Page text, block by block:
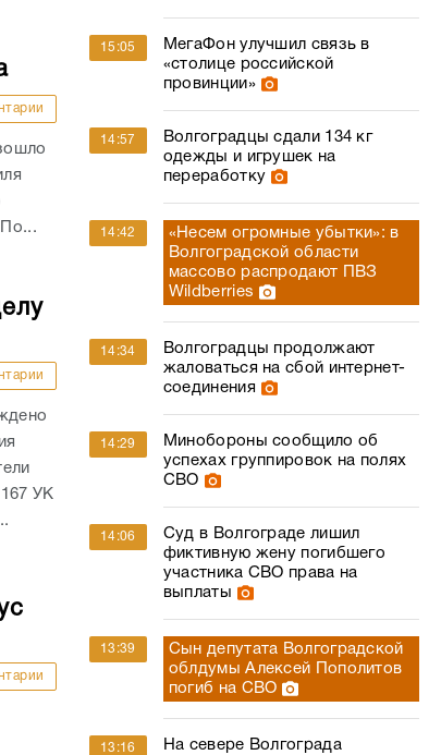
По...
УК
15:05
МегаФон улучшил связь в
«столице российской
провинции»
14:57
Волгоградцы сдали 134 кг
одежды и игрушек на
переработку
14:42
«Несем огромные убытки»: в
Волгоградской области
массово распродают ПВЗ
Wildberries
14:34
Волгоградцы продолжают
жаловаться на сбой интернет-
соединения
14:29
Минобороны сообщило об
успехах группировок на полях
СВО
14:06
Суд в Волгограде лишил
фиктивную жену погибшего
участника СВО права на
выплаты
13:39
Сын депутата Волгоградской
облдумы Алексей Пополитов
погиб на СВО
13:16
На севере Волгограда